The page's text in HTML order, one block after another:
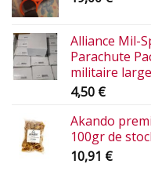
Alliance Mil-
Parachute
militaire
4,50 €
Akando
100gr de
10,91 €